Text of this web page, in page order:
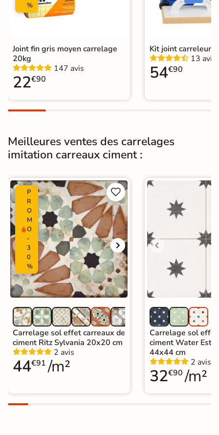
Résistant au Gel
Plancher
Chauffant
Conditionnement
Choix
Support Chape Ancien carrelage
Normes Certification CE
Origine Espagne
Type de pose Pose collée
Catégories
Carrelage terre cuite et tomette
Carrelage carreaux de ciment
Carrelage Blanc
Carrelage Terracotta
Carrelage 20x20 cm
Carrelage intérieur / extérieur
| Carrelage sol cuisine|
Carrelage salon moderne|
Carrelage Chambre|Carrelage WC
%
Joint fin gris moyen carrelage
20kg
147 avis
22€90
Kit joint carreleur
13 avis
54€90
Meilleures ventes des carrelages
imitation carreaux ciment :
P
R
O
M
O
-
3
0
%


Carrelage sol effet carreaux de
ciment Ritz Sylvania 20x20 cm
2 avis
44€91 /m²
Carrelage sol
ciment Water
44x44 cm
2 avis
32€90 /m²